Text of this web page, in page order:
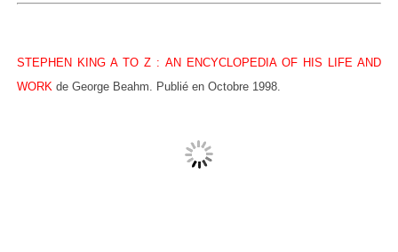
STEPHEN KING A TO Z : AN ENCYCLOPEDIA OF HIS LIFE AND
WORK de George Beahm. Publié en Octobre 1998.